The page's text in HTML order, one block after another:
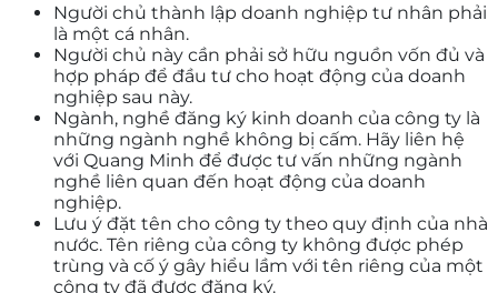
Người chủ thành lập doanh nghiệp tư nhân phải
là một cá nhân.
Người chủ này cần phải sở hữu nguồn vốn đủ và
hợp pháp để đầu tư cho hoạt động của doanh
nghiệp sau này.
Ngành, nghề đăng ký kinh doanh của công ty là
những ngành nghề không bị cấm. Hãy liên hệ
với Quang Minh để được tư vấn những ngành
nghề liên quan đến hoạt động của doanh
nghiệp.
Lưu ý đặt tên cho công ty theo quy định của nhà
nước. Tên riêng của công ty không được phép
trùng và cố ý gây hiểu lầm với tên riêng của một
công ty đã được đăng ký.